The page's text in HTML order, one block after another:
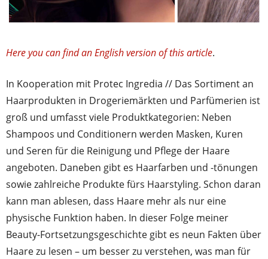
Here you can find an English version of this article.
In Kooperation mit Protec Ingredia // Das Sortiment an
Haarprodukten in Drogeriemärkten und Parfümerien ist
groß und umfasst viele Produktkategorien: Neben
Shampoos und Conditionern werden Masken, Kuren
und Seren für die Reinigung und Pflege der Haare
angeboten. Daneben gibt es Haarfarben und -tönungen
sowie zahlreiche Produkte fürs Haarstyling. Schon daran
kann man ablesen, dass Haare mehr als nur eine
physische Funktion haben. In dieser Folge meiner
Beauty-Fortsetzungsgeschichte gibt es neun Fakten über
Haare zu lesen – um besser zu verstehen, was man für